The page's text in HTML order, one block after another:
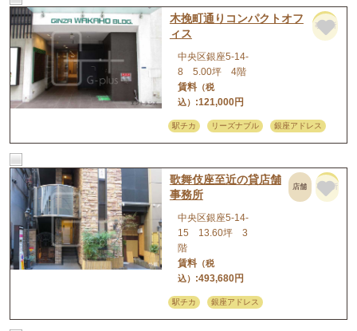
木挽町通りコンパクトオフ
ィス
事務所
中央区銀座5-14-
8 5.00坪 4階
賃料（税
込） :121,000円
駅チカ リーズナブル 銀座アドレス
歌舞伎座至近の貸店舗
事務所
店舗 事務所
中央区銀座5-14-
15 13.60坪 3
階
賃料（税
込） :493,680円
駅チカ 銀座アドレス